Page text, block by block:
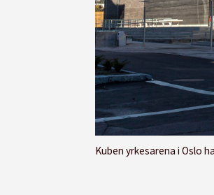
Kuben yrkesarena i Oslo